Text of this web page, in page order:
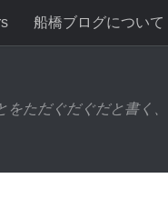
船橋ブログについて
ただぐだぐだと書く